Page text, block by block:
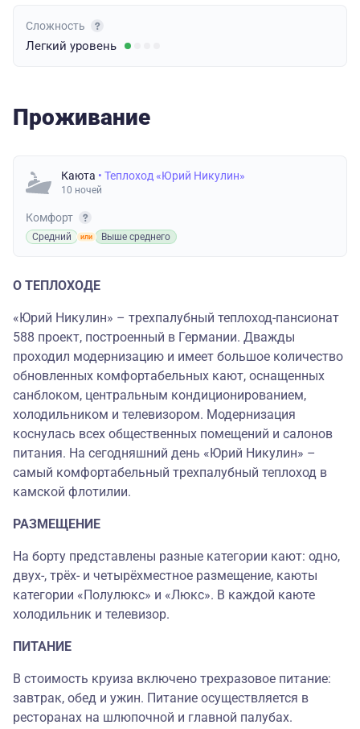
Сложность
Легкий уровень
Проживание
Каюта • Теплоход «Юрий Никулин»
10 ночей
Комфорт
Средний Выше среднего
О ТЕПЛОХОДЕ
«Юрий Никулин» – трехпалубный теплоход-пансионат
588 проект, построенный в Германии. Дважды
проходил модернизацию и имеет большое количество
обновленных комфортабельных кают, оснащенных
санблоком, центральным кондиционированием,
холодильником и телевизором. Модернизация
коснулась всех общественных помещений и салонов
питания. На сегодняшний день «Юрий Никулин» –
самый комфортабельный трехпалубный теплоход в
камской флотилии.
РАЗМЕЩЕНИЕ
На борту представлены разные категории кают: одно,
двух-, трёх- и четырёхместное размещение, каюты
категории «Полулюкс» и «Люкс». В каждой каюте
холодильник и телевизор.
ПИТАНИЕ
В стоимость круиза включено трехразовое питание:
завтрак, обед и ужин. Питание осуществляется в
ресторанах на шлюпочной и главной палубах.